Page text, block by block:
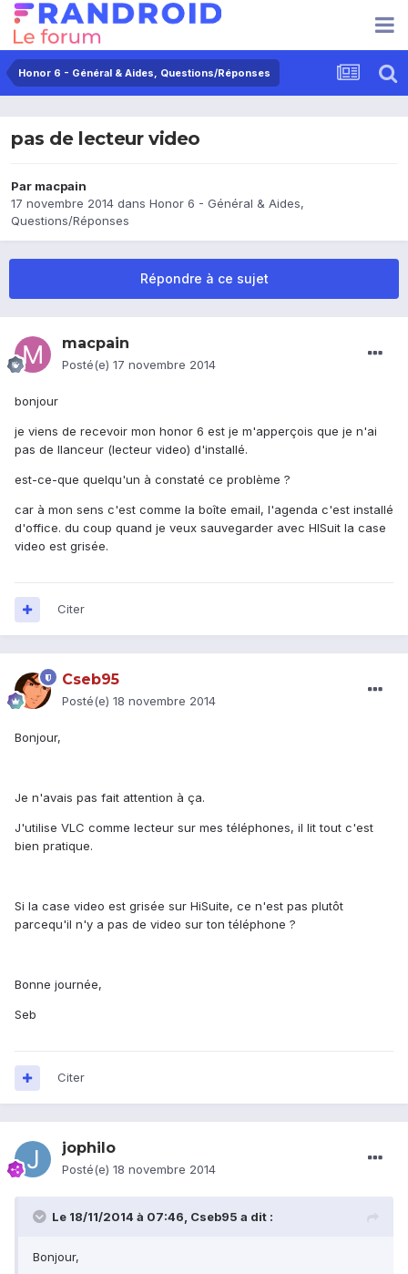
Honor 6 - Général & Aides, Questions/Réponses
pas de lecteur video
Par macpain
17 novembre 2014 dans Honor 6 - Général & Aides,
Questions/Réponses
Répondre à ce sujet
macpain
Posté(e) 17 novembre 2014
bonjour
je viens de recevoir mon honor 6 est je m'apperçois que je n'ai
pas de llanceur (lecteur video) d'installé.
est-ce-que quelqu'un à constaté ce problème ?
car à mon sens c'est comme la boîte email, l'agenda c'est installé
d'office. du coup quand je veux sauvegarder avec HISuit la case
video est grisée.
Citer
Cseb95
Posté(e) 18 novembre 2014
Bonjour,
Je n'avais pas fait attention à ça.
J'utilise VLC comme lecteur sur mes téléphones, il lit tout c'est
bien pratique.
Si la case video est grisée sur HiSuite, ce n'est pas plutôt
parcequ'il n'y a pas de video sur ton téléphone ?
Bonne journée,
Seb
Citer
jophilo
Posté(e) 18 novembre 2014
Le 18/11/2014 à 07:46, Cseb95 a dit :
Bonjour,